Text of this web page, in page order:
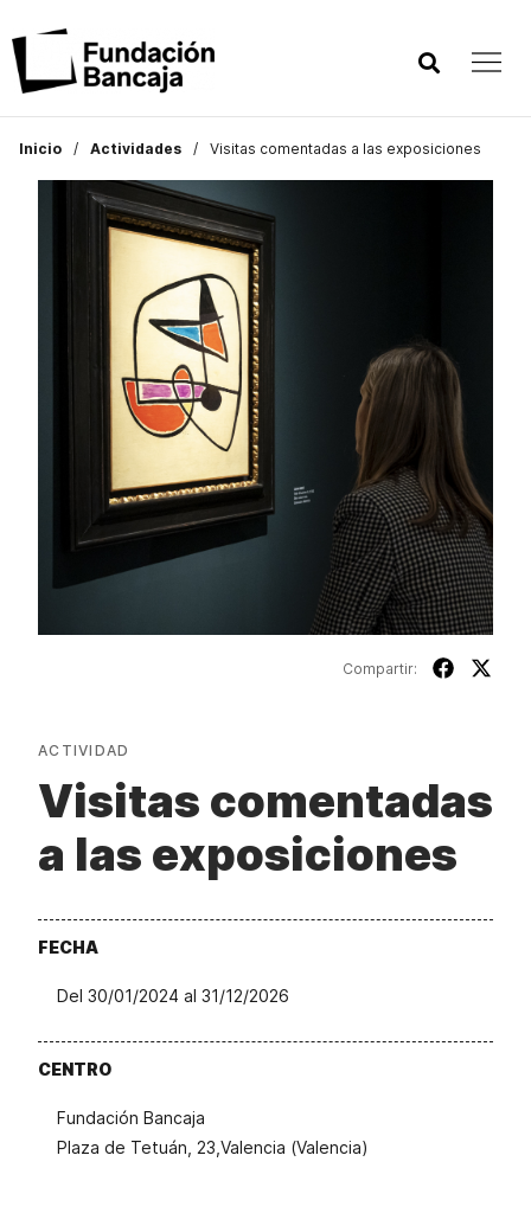
Inicio Actividades Visitas comentadas a las exposiciones
Compartir:
ACTIVIDAD
Visitas comentadas
a las exposiciones
FECHA
Del 30/01/2024 al 31/12/2026
CENTRO
Fundación Bancaja
Plaza de Tetuán, 23,Valencia (Valencia)